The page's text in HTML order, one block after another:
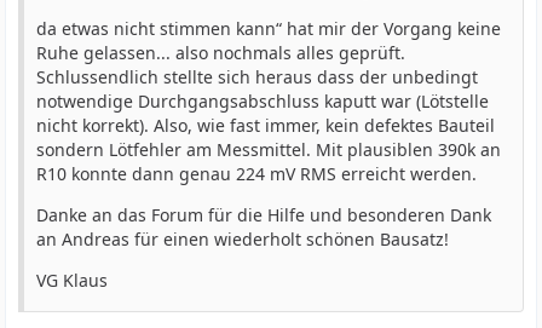
da etwas nicht stimmen kann“ hat mir der Vorgang keine
Ruhe gelassen... also nochmals alles geprüft.
Schlussendlich stellte sich heraus dass der unbedingt
notwendige Durchgangsabschluss kaputt war (Lötstelle
nicht korrekt). Also, wie fast immer, kein defektes Bauteil
sondern Lötfehler am Messmittel. Mit plausiblen 390k an
R10 konnte dann genau 224 mV RMS erreicht werden.
Danke an das Forum für die Hilfe und besonderen Dank
an Andreas für einen wiederholt schönen Bausatz!
VG Klaus